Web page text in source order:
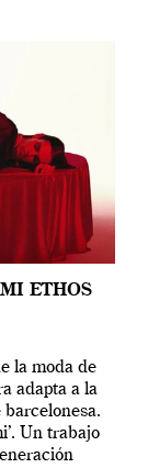
ETHOS
la moda de
adapta a la
Un trabajo